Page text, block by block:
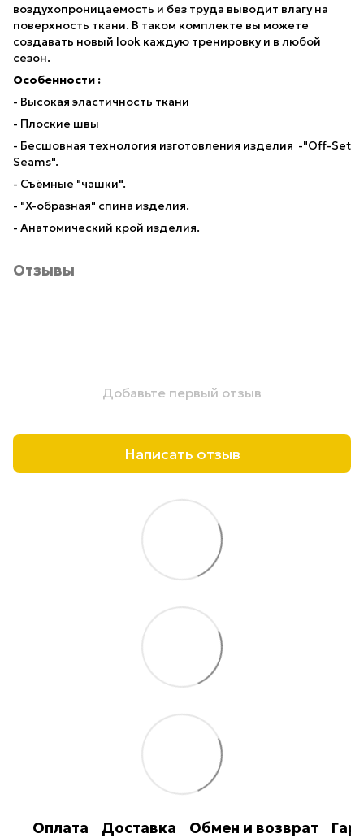
воздухопроницаемость и без труда выводит влагу на
поверхность ткани. В таком комплекте вы можете
создавать новый look каждую тренировку и в любой
сезон.
Особенности :
- Высокая эластичность ткани
- Плоские швы
- Бесшовная технология изготовления изделия -"Off-Set
Seams".
- Съёмные "чашки".
- "X-образная" спина изделия.
- Анатомический крой изделия.
Отзывы
Добавьте первый отзыв
Написать отзыв
Оплата Доставка Обмен и возврат